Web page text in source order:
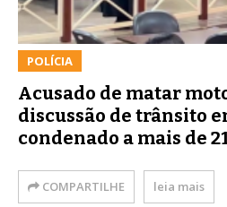
POLÍCIA
Acusado de matar
discussão de trânsito
condenado a mais de
COMPARTILHE leia mais